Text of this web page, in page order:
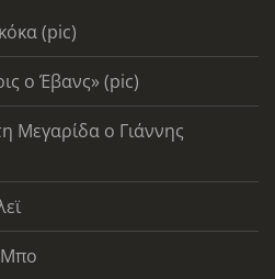
(pic)
ο Έβανς» (pic)
Μεγαρίδα ο Γιάννης
Μπο